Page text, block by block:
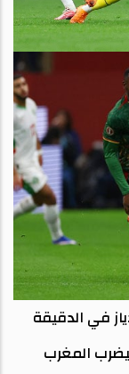
في الدقيقة
صيباري في الدقيقة 74، ليضرب المغرب